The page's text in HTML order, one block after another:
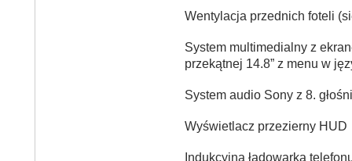
Wentylacja przednich foteli
System multimedialny z
przekątnej 14.8” z menu w
System audio Sony z 8.
Wyświetlacz przezierny HUD
Indukcyjna ładowarka